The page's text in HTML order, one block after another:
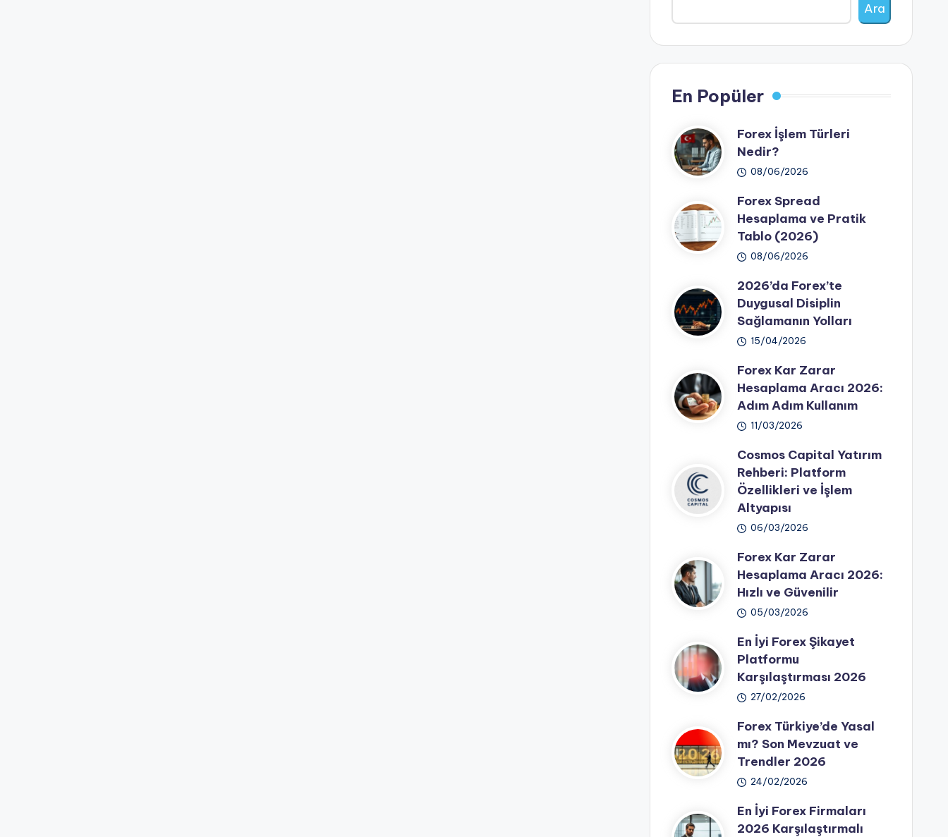
Ara
En Popüler
Forex İşlem Türleri
Nedir?
08/06/2026
Forex Spread
Hesaplama ve Pratik
Tablo (2026)
08/06/2026
2026’da Forex’te
Duygusal Disiplin
Sağlamanın Yolları
15/04/2026
Forex Kar Zarar
Hesaplama Aracı 2026:
Adım Adım Kullanım
11/03/2026
Cosmos Capital Yatırım
Rehberi: Platform
Özellikleri ve İşlem
Altyapısı
06/03/2026
Forex Kar Zarar
Hesaplama Aracı 2026:
Hızlı ve Güvenilir
05/03/2026
En İyi Forex Şikayet
Platformu
Karşılaştırması 2026
27/02/2026
Forex Türkiye’de Yasal
mı? Son Mevzuat ve
Trendler 2026
24/02/2026
En İyi Forex Firmaları
2026 Karşılaştırmalı